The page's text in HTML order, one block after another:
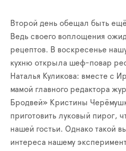
Второй день обещал быть
Ведь своего воплощения
рецептов. В воскресенье
кухню открыла шеф-повар
Наталья Куликова: вместе с
мамой главного редактора
Бродвей» Кристины
приготовить луковый пирог,
нашей гостьи. Однако такой
интереса нашему